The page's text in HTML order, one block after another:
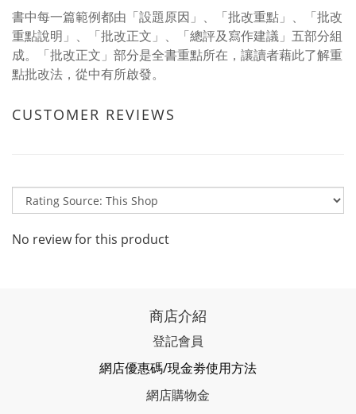
書中每一篇範例都由「設題原因」、「批改重點」、「批改
重點說明」、「批改正文」、「總評及寫作建議」五部分組
成。「批改正文」部分是全書重點所在，讓讀者藉此了解重
點批改法，從中有所啟發。
CUSTOMER REVIEWS
No review for this product
商店介紹
登記會員
網店優惠碼/現金劵使用方法
網店購物金